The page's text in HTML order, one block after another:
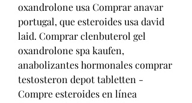
oxandrolone usa Comprar anavar
portugal, que esteroides usa david
laid. Comprar clenbuterol gel
oxandrolone spa kaufen,
anabolizantes hormonales comprar
testosteron depot tabletten -
Compre esteroides en línea